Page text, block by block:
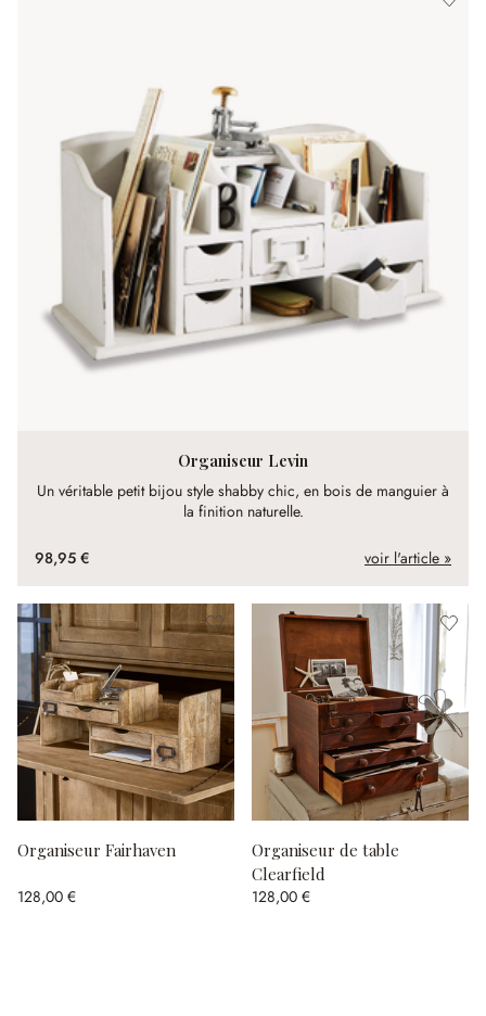
Organiseur Levin
Un véritable petit bijou style shabby chic, en bois de manguier à
la finition naturelle.
98,95 € voir l'article »
Organiseur Fairhaven
128,00 €
Organiseur de table
Clearfield
128,00 €